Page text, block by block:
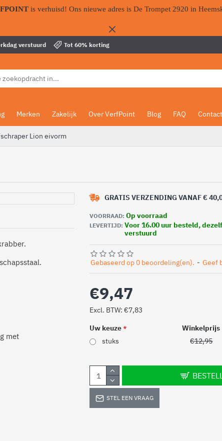
is verhuisd! Ons nieuwe adres is De Trompet 2920 in
verstuurd Tot 60% korting
Merken Zakelijk Over VerfPoint Blog FAQ Contact
Lion eivorm
met
GRATIS VERZENDING VANAF €
VOORRAAD: Op voorraad
LEVERTIJD: Voor 16.00 uur besteld,
verstuurd
Gebaseerd op 0 beoordeling(en). - Geef
€9,47
Excl. BTW: €7,83
Uw keuze
Winkelprijs
€12,95
stuks
STEL EEN VRAAG